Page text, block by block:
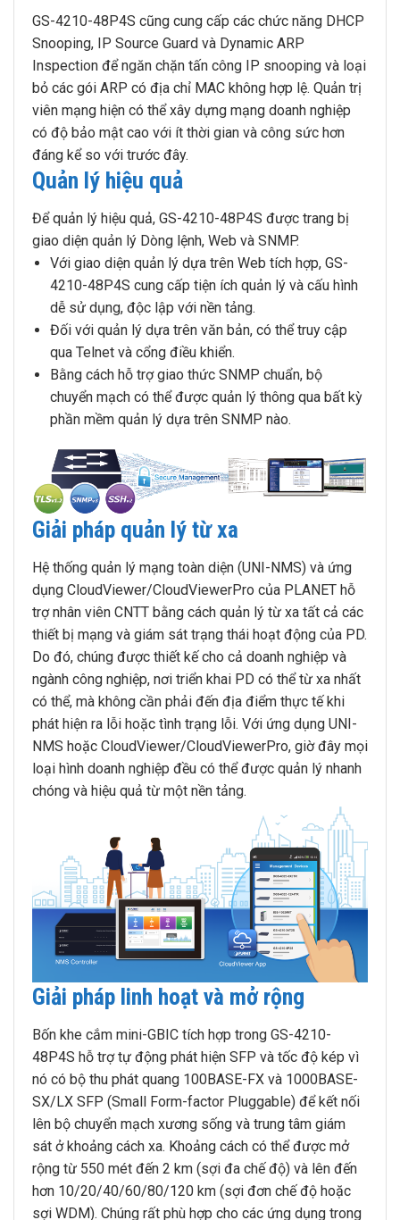
GS-4210-48P4S cũng cung cấp các chức năng DHCP
Snooping, IP Source Guard và Dynamic ARP
Inspection để ngăn chặn tấn công IP snooping và loại
bỏ các gói ARP có địa chỉ MAC không hợp lệ. Quản trị
viên mạng hiện có thể xây dựng mạng doanh nghiệp
có độ bảo mật cao với ít thời gian và công sức hơn
đáng kể so với trước đây.
Quản lý hiệu quả
Để quản lý hiệu quả, GS-4210-48P4S được trang bị
giao diện quản lý Dòng lệnh, Web và SNMP.
Với giao diện quản lý dựa trên Web tích hợp, GS-
4210-48P4S cung cấp tiện ích quản lý và cấu hình
dễ sử dụng, độc lập với nền tảng.
Đối với quản lý dựa trên văn bản, có thể truy cập
qua Telnet và cổng điều khiển.
Bằng cách hỗ trợ giao thức SNMP chuẩn, bộ
chuyển mạch có thể được quản lý thông qua bất kỳ
phần mềm quản lý dựa trên SNMP nào.
Giải pháp quản lý từ xa
Hệ thống quản lý mạng toàn diện (UNI-NMS) và ứng
dụng CloudViewer/CloudViewerPro của PLANET hỗ
trợ nhân viên CNTT bằng cách quản lý từ xa tất cả các
thiết bị mạng và giám sát trạng thái hoạt động của PD.
Do đó, chúng được thiết kế cho cả doanh nghiệp và
ngành công nghiệp, nơi triển khai PD có thể từ xa nhất
có thể, mà không cần phải đến địa điểm thực tế khi
phát hiện ra lỗi hoặc tình trạng lỗi. Với ứng dụng UNI-
NMS hoặc CloudViewer/CloudViewerPro, giờ đây mọi
loại hình doanh nghiệp đều có thể được quản lý nhanh
chóng và hiệu quả từ một nền tảng.
Giải pháp linh hoạt và mở rộng
Bốn khe cắm mini-GBIC tích hợp trong GS-4210-
48P4S hỗ trợ tự động phát hiện SFP và tốc độ kép vì
nó có bộ thu phát quang 100BASE-FX và 1000BASE-
SX/LX SFP (Small Form-factor Pluggable) để kết nối
lên bộ chuyển mạch xương sống và trung tâm giám
sát ở khoảng cách xa. Khoảng cách có thể được mở
rộng từ 550 mét đến 2 km (sợi đa chế độ) và lên đến
hơn 10/20/40/60/80/120 km (sợi đơn chế độ hoặc
sợi WDM). Chúng rất phù hợp cho các ứng dụng trong